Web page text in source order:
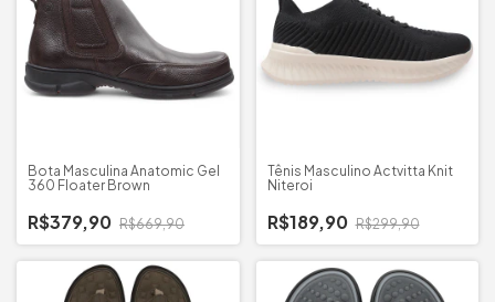
Bota Masculina Anatomic Gel
360 Floater Brown
R$379,90 R$669,90
Tênis Masculino Actvitta Knit
Niteroi
R$189,90 R$299,90